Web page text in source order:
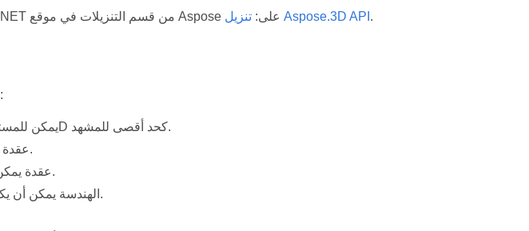
إصدار تقييم مجاني من Aspose. يمكن تنزيل 3D for .NET من قسم التنزيلات في موقع Aspose على: تنزيل Aspose.3D API .
Tانه نسخة التقييم يوفر جميع الميزات باستثناء ما يلي:
يمكن للمستخدمين فقط فتح/استيراد مستندات بقيمة 50 3D كحد أقصى للمشهد.
Each عقدة يمكن أن يكون لا يزيد عن 5 عقدة الطفل.
Each عقدة يمكن أن يكون لا يزيد عن 2 الكيانات المرفقة.
Each الهندسة يمكن أن يكون لا يزيد عن 2 عناصر القشرة المرفقة.